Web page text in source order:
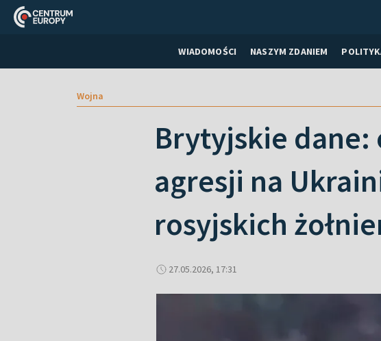
WIADOMOŚCI NASZYM ZDANIEM
Wojna
Brytyjskie dane:
agresji na
rosyjskich
27.05.2026, 17:31